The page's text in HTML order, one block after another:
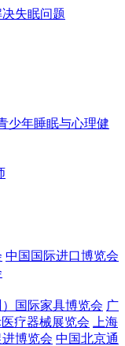
少年睡眠与心理健
中国国际进口博览会
国际家具博览会 广
医疗器械展览会
上海
博览会 中国北京通